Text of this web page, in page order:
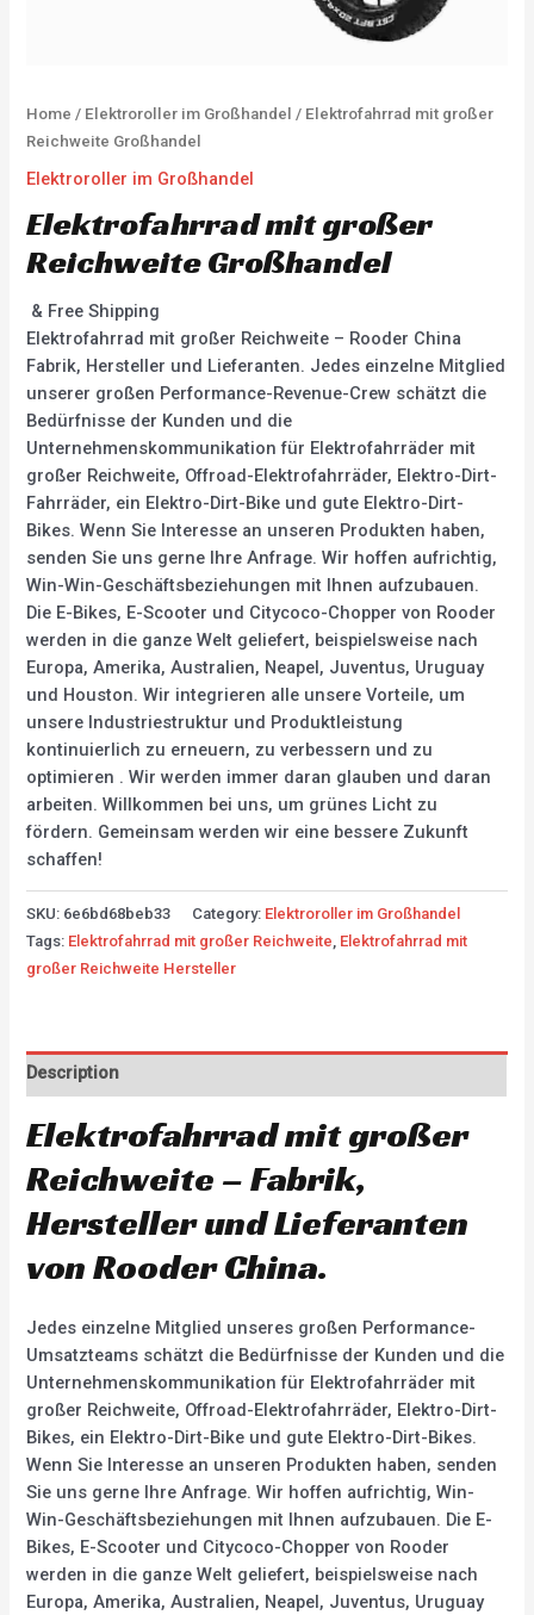
Home / Elektroroller im Großhandel / Elektrofahrrad mit großer
Reichweite Großhandel
Elektroroller im Großhandel
Elektrofahrrad mit großer
Reichweite Großhandel
& Free Shipping
Elektrofahrrad mit großer Reichweite – Rooder China
Fabrik, Hersteller und Lieferanten. Jedes einzelne Mitglied
unserer großen Performance-Revenue-Crew schätzt die
Bedürfnisse der Kunden und die
Unternehmenskommunikation für Elektrofahrräder mit
großer Reichweite, Offroad-Elektrofahrräder, Elektro-Dirt-
Fahrräder, ein Elektro-Dirt-Bike und gute Elektro-Dirt-
Bikes. Wenn Sie Interesse an unseren Produkten haben,
senden Sie uns gerne Ihre Anfrage. Wir hoffen aufrichtig,
Win-Win-Geschäftsbeziehungen mit Ihnen aufzubauen.
Die E-Bikes, E-Scooter und Citycoco-Chopper von Rooder
werden in die ganze Welt geliefert, beispielsweise nach
Europa, Amerika, Australien, Neapel, Juventus, Uruguay
und Houston. Wir integrieren alle unsere Vorteile, um
unsere Industriestruktur und Produktleistung
kontinuierlich zu erneuern, zu verbessern und zu
optimieren . Wir werden immer daran glauben und daran
arbeiten. Willkommen bei uns, um grünes Licht zu
fördern. Gemeinsam werden wir eine bessere Zukunft
schaffen!
SKU: 6e6bd68beb33 Category: Elektroroller im Großhandel
Tags: Elektrofahrrad mit großer Reichweite Elektrofahrrad mit
großer Reichweite Hersteller
Description
Elektrofahrrad mit großer
Reichweite – Fabrik,
Hersteller und Lieferanten
von Rooder China.
Jedes einzelne Mitglied unseres großen Performance-
Umsatzteams schätzt die Bedürfnisse der Kunden und die
Unternehmenskommunikation für Elektrofahrräder mit
großer Reichweite, Offroad-Elektrofahrräder, Elektro-Dirt-
Bikes, ein Elektro-Dirt-Bike und gute Elektro-Dirt-Bikes.
Wenn Sie Interesse an unseren Produkten haben, senden
Sie uns gerne Ihre Anfrage. Wir hoffen aufrichtig, Win-
Win-Geschäftsbeziehungen mit Ihnen aufzubauen. Die E-
Bikes, E-Scooter und Citycoco-Chopper von Rooder
werden in die ganze Welt geliefert, beispielsweise nach
Europa, Amerika, Australien, Neapel, Juventus, Uruguay